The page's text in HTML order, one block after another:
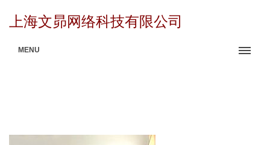
上海文昴网络科技有限公司
MENU